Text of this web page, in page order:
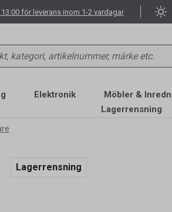
för leverans inom 1-2 vardagar
Elektronik Möbler &
Lagerrensning
Lagerrensning